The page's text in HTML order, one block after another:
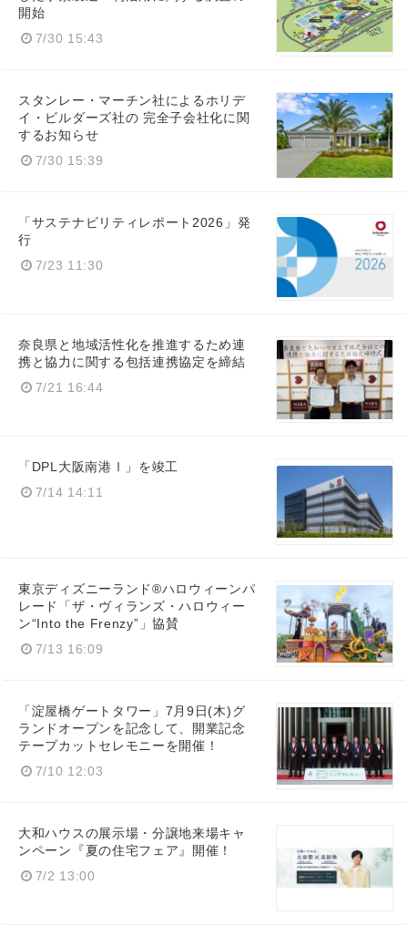
開始
7/30 15:43
スタンレー・マーチン社によるホリデ
イ・ビルダーズ社の 完全子会社化に関
するお知らせ
7/30 15:39
「サステナビリティレポート2026」発
行
7/23 11:30
奈良県と地域活性化を推進するため連
携と協力に関する包括連携協定を締結
7/21 16:44
「DPL大阪南港Ⅰ」を竣工
7/14 14:11
東京ディズニーランド®ハロウィーンパ
レード「ザ・ヴィランズ・ハロウィー
ン“Into the Frenzy”」協賛
7/13 16:09
「淀屋橋ゲートタワー」7月9日(木)グ
ランドオープンを記念して、開業記念
テープカットセレモニーを開催！
7/10 12:03
大和ハウスの展示場・分譲地来場キャ
ンペーン『夏の住宅フェア』開催！
7/2 13:00
Japanese
English